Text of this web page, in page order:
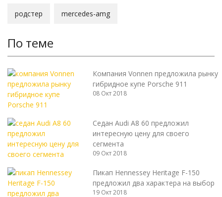
родстер mercedes-amg
По теме
Компания Vonnen предложила рынку
гибридное купе Porsche 911
08 Окт 2018
Седан Audi A8 60 предложил
интересную цену для своего
сегмента
09 Окт 2018
Пикап Hennessey Heritage F-150
предложил два характера на выбор
19 Окт 2018